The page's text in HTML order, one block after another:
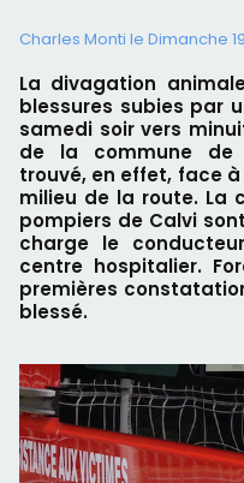
Charles Monti le Dimanche
La divagation
blessures subies par
samedi soir vers
de la commune de
trouvé, en effet, face
milieu de la route. La
pompiers de Calvi
charge le
centre hospitalier.
premières
blessé.